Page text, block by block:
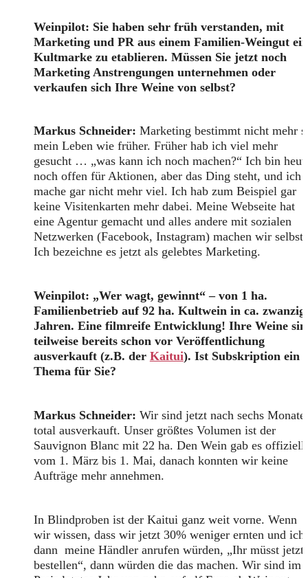
Weinpilot: Sie haben sehr früh verstanden, mit
Marketing und PR aus einem Familien-Weingut
Kultmarke zu etablieren. Müssen Sie jetzt noch
Marketing Anstrengungen unternehmen oder
verkaufen sich Ihre Weine von selbst?
Markus Schneider: Marketing bestimmt nicht mehr
mein Leben wie früher. Früher hab ich viel mehr
gesucht … „was kann ich noch machen?“ Ich bin
noch offen für Aktionen, aber das Ding steht, und ich
mache gar nicht mehr viel. Ich hab zum Beispiel gar
keine Visitenkarten mehr dabei. Meine Webseite hat
eine Agentur gemacht und alles andere mit sozialen
Netzwerken (Facebook, Instagram) machen wir selbst.
Ich bezeichne es jetzt als gelebtes Marketing.
Weinpilot: „Wer wagt, gewinnt“ – von 1 ha.
Familienbetrieb auf 92 ha. Kultwein in ca. zwanzig
Jahren. Eine filmreife Entwicklung! Ihre Weine
teilweise bereits schon vor Veröffentlichung
ausverkauft (z.B. der Kaitui). Ist Subskription ein
Thema für Sie?
Markus Schneider: Wir sind jetzt nach sechs
total ausverkauft. Unser größtes Volumen ist der
Sauvignon Blanc mit 22 ha. Den Wein gab es offiziell
vom 1. März bis 1. Mai, danach konnten wir keine
Aufträge mehr annehmen.
In Blindproben ist der Kaitui ganz weit vorne. Wenn
wir wissen, dass wir jetzt 30% weniger ernten und ich
dann meine Händler anrufen würden, „Ihr müsst jetzt
bestellen“, dann würden die das machen. Wir sind im